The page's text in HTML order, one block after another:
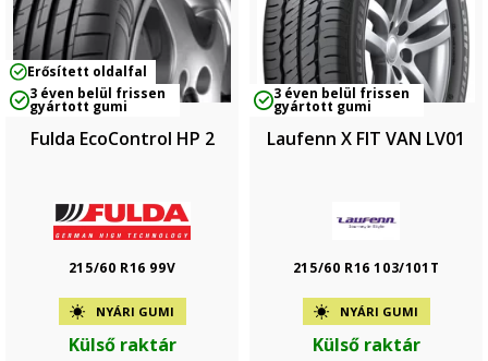
Erősített oldalfal
3 éven belül frissen
gyártott gumi
Fulda EcoControl HP 2
215/60 R16 99V
NYÁRI GUMI
Külső raktár
3 éven belül frissen
gyártott gumi
Laufenn X FIT VAN LV01
215/60 R16 103/101T
NYÁRI GUMI
Külső raktár